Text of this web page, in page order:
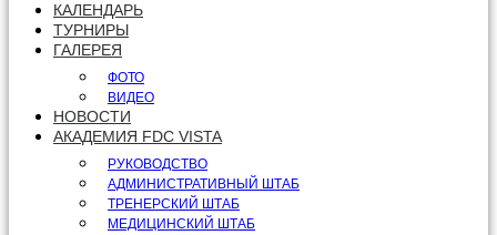
КАЛЕНДАРЬ
ТУРНИРЫ
ГАЛЕРЕЯ
ФОТО
ВИДЕО
НОВОСТИ
АКАДЕМИЯ FDC VISTA
РУКОВОДСТВО
АДМИНИСТРАТИВНЫЙ ШТАБ
ТРЕНЕРСКИЙ ШТАБ
МЕДИЦИНСКИЙ ШТАБ